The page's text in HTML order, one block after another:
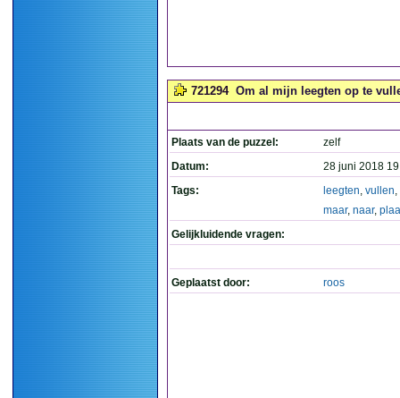
721294 Om al mijn leegten op te
Plaats van de puzzel:
zelf
Datum:
28 juni 2018
Tags:
leegten, vullen,
maar, naar,
Gelijkluidende vragen:
Geplaatst door: roos